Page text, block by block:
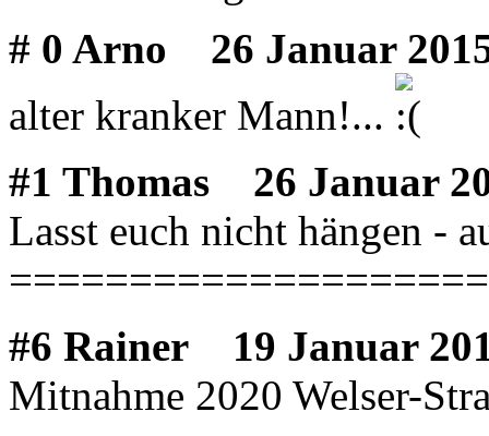
# 0 Arno
26 Januar
alter kranker Mann!...
#1 Thomas
26 Januar
Lasst euch nicht hängen -
#6 Rainer
19 Januar
Mitnahme 2020 Welser-